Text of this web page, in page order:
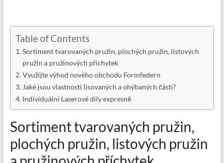
Table of Contents
Sortiment tvarovaných pružin, plochých pružin, listových
pružin a pružinových příchytek
Využijte výhod nového obchodu Formfedern
Jaké jsou vlastnosti lisovaných a ohýbaných částí?
Individuální Laserové díly expresně
Sortiment tvarovaných pružin,
plochých pružin, listových pružin